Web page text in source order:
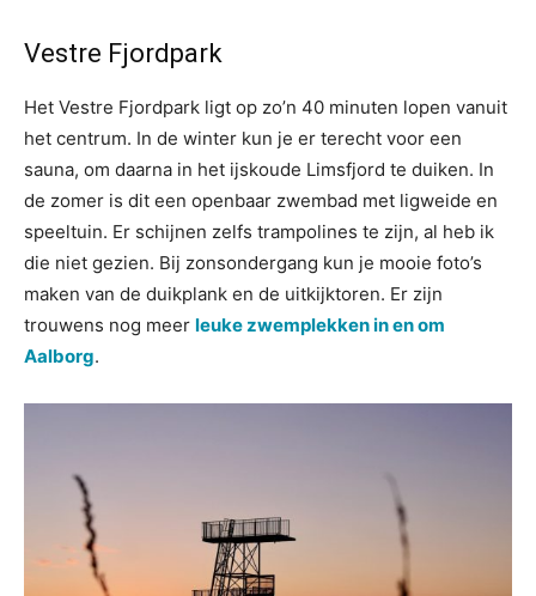
Vestre Fjordpark
Het Vestre Fjordpark ligt op zo’n 40 minuten lopen vanuit
het centrum. In de winter kun je er terecht voor een
sauna, om daarna in het ijskoude Limsfjord te duiken. In
de zomer is dit een openbaar zwembad met ligweide en
speeltuin. Er schijnen zelfs trampolines te zijn, al heb ik
die niet gezien. Bij zonsondergang kun je mooie foto’s
maken van de duikplank en de uitkijktoren. Er zijn
trouwens nog meer leuke zwemplekken in en om
Aalborg.